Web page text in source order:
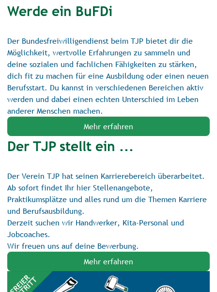
Werde ein BuFDi
Der Bundesfreiwilligendienst beim TJP bietet dir die
Möglichkeit, wertvolle Erfahrungen zu sammeln und
deine sozialen und fachlichen Fähigkeiten zu stärken,
dich fit zu machen für eine Ausbildung oder einen neuen
Berufsstart. Du kannst in verschiedenen Bereichen aktiv
werden und dabei einen echten Unterschied im Leben
anderer Menschen machen.
Mehr erfahren
Der TJP stellt ein ...
Der Verein TJP hat seinen Karrierebereich überarbeitet.
Ab sofort findet Ihr hier Stellenangebote,
Praktikumsplätze und alles rund um die Themen Karriere
und Berufsausbildung.
Derzeit suchen wir Handwerker, Kita-Personal und
Jobcoaches.
Wir freuen uns auf deine Bewerbung.
Mehr erfahren